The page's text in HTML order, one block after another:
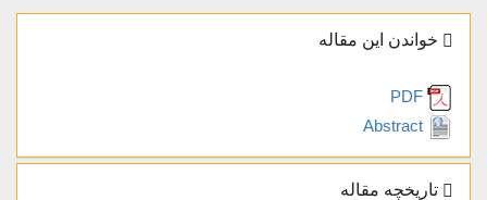
خواندن این مقاله
تاریخچه مقاله